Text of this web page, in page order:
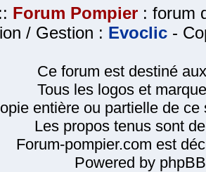
Forum Pompier : forum
/ Gestion : Evoclic -
Ce forum est destiné
Tous les logos et
entière ou partielle de
Les propos tenus sont
Forum-pompier.com est
Powered by